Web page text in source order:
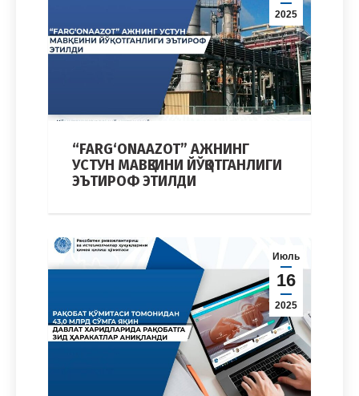
2025
“FARG‘ONAAZOT” АЖНИНГ
УСТУН МАВҚЕИНИ ЙЎҚОТГАНЛИГИ
ЭЪТИРОФ ЭТИЛДИ
Июль
16
2025